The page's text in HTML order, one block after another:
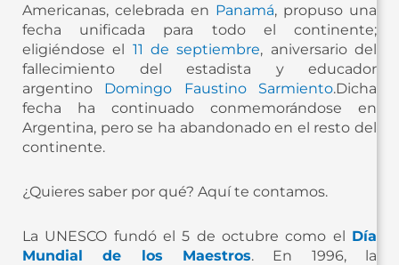
Americanas, celebrada en Panamá, propuso una
fecha unificada para todo el continente;
eligiéndose el 11 de septiembre, aniversario del
fallecimiento del estadista y educador
argentino Domingo Faustino Sarmiento.​Dicha
fecha ha continuado conmemorándose en
Argentina, pero se ha abandonado en el resto del
continente.
¿Quieres saber por qué? Aquí te contamos.
La UNESCO fundó el 5 de octubre como el Día
Mundial de los Maestros. En 1996, la